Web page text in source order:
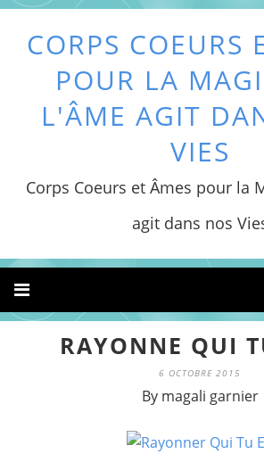
CORPS COEURS
POUR LA
L'ÂME AGIT
VIES
Corps Coeurs et Âmes pour la
agit dans nos
RAYONNE QUI
6 OCTOBRE 2015
By magali garnier